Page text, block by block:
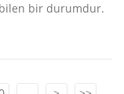
bir durumdur.